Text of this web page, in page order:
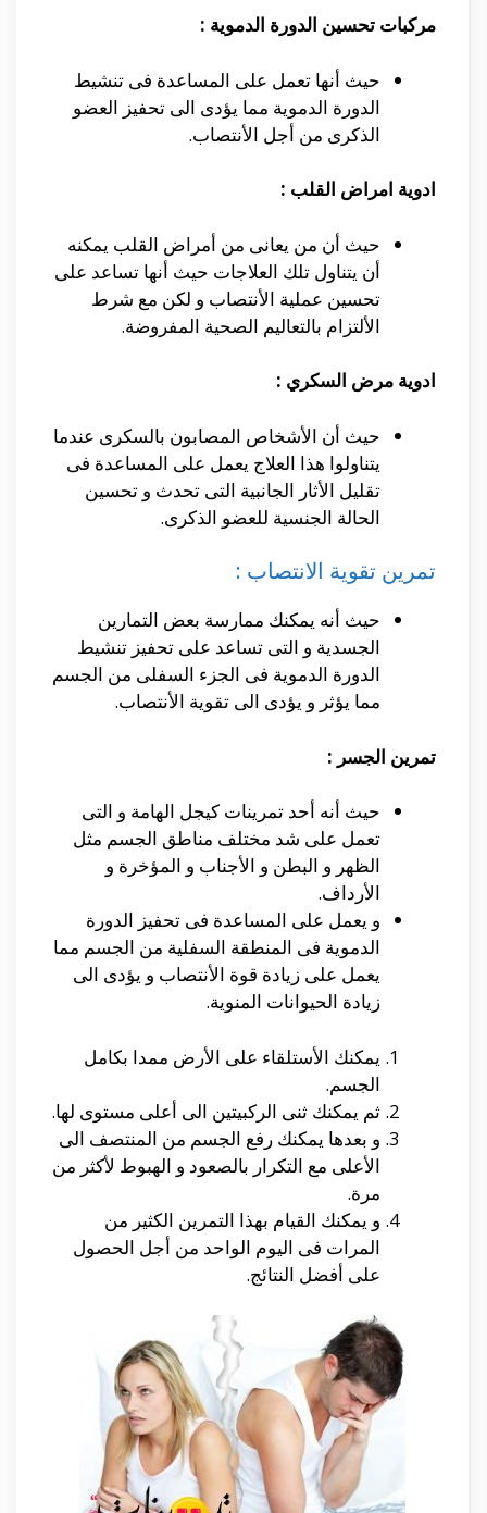
مركبات تحسين الدورة الدموية :
حيث أنها تعمل على المساعدة فى تنشيط
الدورة الدموية مما يؤدى الى تحفيز العضو
الذكرى من أجل الأنتصاب.
ادوية امراض القلب :
حيث أن من يعانى من أمراض القلب يمكنه
أن يتناول تلك العلاجات حيث أنها تساعد على
تحسين عملية الأنتصاب و لكن مع شرط
الألتزام بالتعاليم الصحية المفروضة.
ادوية مرض السكري :
حيث أن الأشخاص المصابون بالسكرى عندما
يتناولوا هذا العلاج يعمل على المساعدة فى
تقليل الأثار الجانبية التى تحدث و تحسين
الحالة الجنسية للعضو الذكرى.
تمرين تقوية الانتصاب :
حيث أنه يمكنك ممارسة بعض التمارين
الجسدية و التى تساعد على تحفيز تنشيط
الدورة الدموية فى الجزء السفلى من الجسم
مما يؤثر و يؤدى الى تقوية الأنتصاب.
تمرين الجسر :
حيث أنه أحد تمرينات كيجل الهامة و التى
تعمل على شد مختلف مناطق الجسم مثل
الظهر و البطن و الأجناب و المؤخرة و
الأرداف.
و يعمل على المساعدة فى تحفيز الدورة
الدموية فى المنطقة السفلية من الجسم مما
يعمل على زيادة قوة الأنتصاب و يؤدى الى
زيادة الحيوانات المنوية.
يمكنك الأستلقاء على الأرض ممدا بكامل
الجسم.
ثم يمكنك ثنى الركبيتين الى أعلى مستوى لها.
و بعدها يمكنك رفع الجسم من المنتصف الى
الأعلى مع التكرار بالصعود و الهبوط لأكثر من
مرة.
و يمكنك القيام بهذا التمرين الكثير من
المرات فى اليوم الواحد من أجل الحصول
على أفضل النتائج.